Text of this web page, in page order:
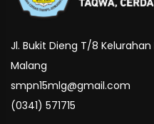
Jl. Bukit Dieng T/8
Malang
smpn15mlg@gmail.com
(0341) 571715